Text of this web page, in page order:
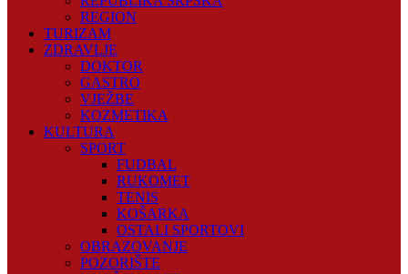
REGION
TURIZAM
ZDRAVLJE
DOKTOR
GASTRO
VJEŽBE
KOZMETIKA
KULTURA
SPORT
FUDBAL
RUKOMET
TENIS
KOŠARKA
OSTALI SPORTOVI
OBRAZOVANJE
POZORIŠTE